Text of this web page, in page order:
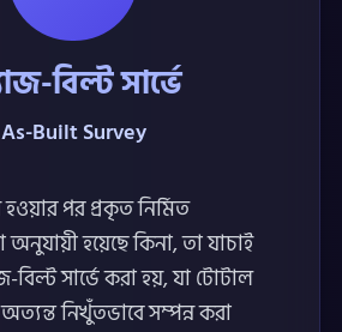
বিল্ট সার্ভে
As-Built Survey
পর প্রকৃত নির্মিত
হয়েছে কিনা, তা যাচাই
সার্ভে করা হয়, যা টোটাল
অত্যন্ত নিখুঁতভাবে সম্পন্ন করা